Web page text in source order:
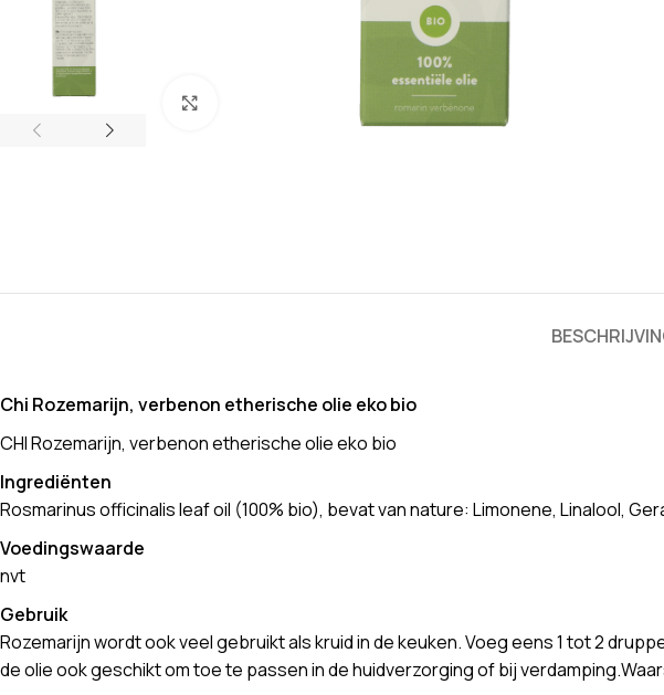
Klik om te vergroten
Chi Rozemarijn, verbenon etherische olie eko bio
CHI Rozemarijn, verbenon etherische olie eko bio
Ingrediënten
Rosmarinus officinalis leaf oil (100% bio), bevat van nature: Limonene, Linalool,
Voedingswaarde
nvt
Gebruik
Rozemarijn wordt ook veel gebruikt als kruid in de keuken. Voeg eens 1 tot 2
de olie ook geschikt om toe te passen in de huidverzorging of bij